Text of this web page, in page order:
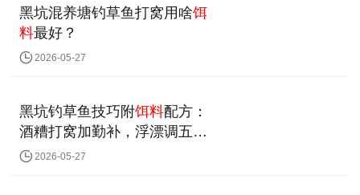
黑坑混养塘钓草鱼打窝用啥饵
料最好？
2026-05-27
黑坑钓草鱼技巧附饵料配方：
酒糟打窝加勤补，浮漂调五钓
四2026-05-27